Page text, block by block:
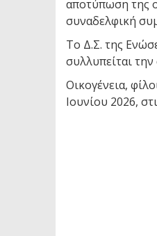
αποτύπωση της
συναδελφική
Το Δ.Σ. της
συλλυπείται την
Οικογένεια,
Ιουνίου 2026,